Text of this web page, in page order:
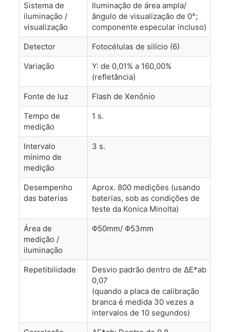
Sistema de
iluminação /
visualização
Iluminação de área ampla/
ângulo de visualização de 0°;
componente especular incluso)
Detector
Fotocélulas de silício (6)
Variação
Y: de 0,01% a 160,00%
(refletância)
Fonte de luz
Flash de Xenônio
Tempo de
medição
1 s.
Intervalo
mínimo de
medição
3 s.
Desempenho
das baterias
Aprox. 800 medições (usando
baterias, sob as condições de
teste da Konica Minolta)
Área de
medição /
iluminação
Φ50mm/ Φ53mm
Repetibilidade
Desvio padrão dentro de ΔE*ab
0,07
(quando a placa de calibração
branca é medida 30 vezes a
intervalos de 10 segundos)